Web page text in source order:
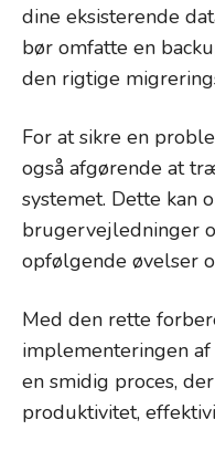
dine eksisterende
bør omfatte en
den rigtige
For at sikre en
også afgørende at
systemet. Dette kan
brugervejledninger
opfølgende øvelser
Med den rette
implementeringen
en smidig proces,
produktivitet,